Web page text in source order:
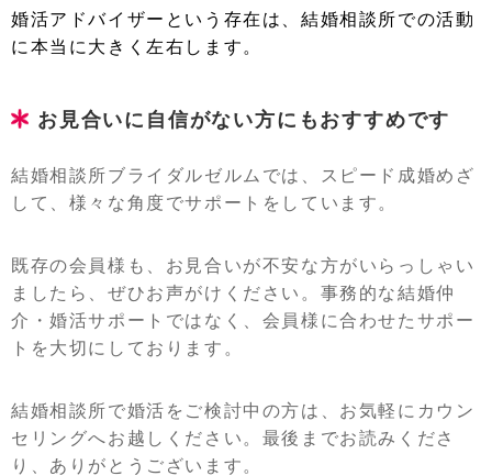
婚活アドバイザーという存在は、結婚相談所での活動
に本当に大きく左右します。
お見合いに自信がない方にもおすすめです
結婚相談所ブライダルゼルムでは、スピード成婚めざ
して、様々な角度でサポートをしています。
既存の会員様も、お見合いが不安な方がいらっしゃい
ましたら、ぜひお声がけください。事務的な結婚仲
介・婚活サポートではなく、会員様に合わせたサポー
トを大切にしております。
結婚相談所で婚活をご検討中の方は、お気軽にカウン
セリングへお越しください。最後までお読みくださ
り、ありがとうございます。